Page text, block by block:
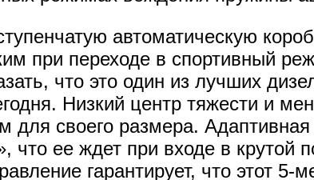
автоматическую
при переходе в спортивный
что это один из лучших
Низкий центр тяжести и
для своего размера.
что ее ждет при входе в крутой
гарантирует, что этот 5-